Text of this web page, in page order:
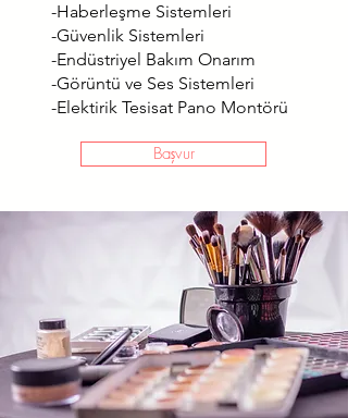
-Haberleşme Sistemleri
-Güvenlik Sistemleri
-Endüstriyel Bakım Onarım
-Görüntü ve Ses Sistemleri
-Elektirik Tesisat Pano Montörü
Başvur